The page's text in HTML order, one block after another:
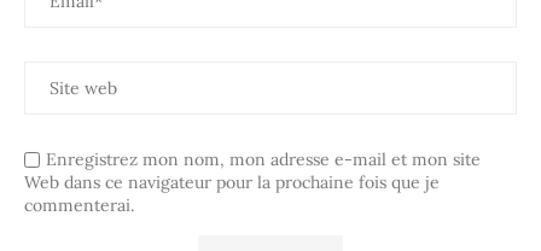
Enregistrez mon nom, mon adresse e-mail et mon site
Web dans ce navigateur pour la prochaine fois que je
commenterai.